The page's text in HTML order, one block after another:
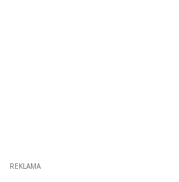
REKLAMA